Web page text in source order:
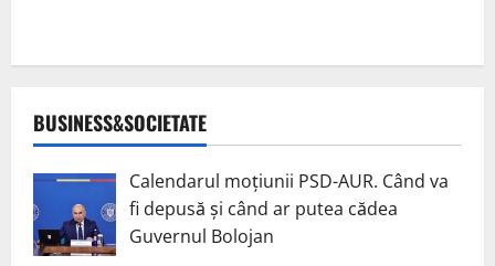
BUSINESS&SOCIETATE
Calendarul moțiunii PSD-AUR. Când va
fi depusă și când ar putea cădea
Guvernul Bolojan